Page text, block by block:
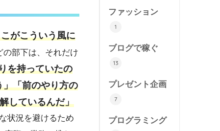
がこういう風に
の部下は、それだけ
を持っていたの
」「前のやり方の
しているんだ」
状況を避けるため
ファッション
1
ブログで稼ぐ
13
プレゼント企画
7
プログラミング